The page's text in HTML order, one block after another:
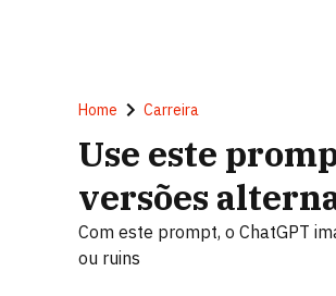
Home Carreira
Use este
versões
Com este prompt, o ChatGPT
ou ruins